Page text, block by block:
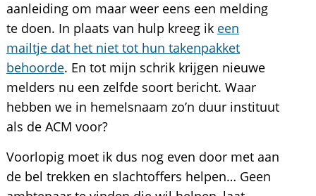
aanleiding om maar weer eens een melding
te doen. In plaats van hulp kreeg ik een
mailtje dat het niet tot hun takenpakket
behoorde. En tot mijn schrik krijgen nieuwe
melders nu een zelfde soort bericht. Waar
hebben we in hemelsnaam zo’n duur instituut
als de ACM voor?
Voorlopig moet ik dus nog even door met aan
de bel trekken en slachtoffers helpen… Geen